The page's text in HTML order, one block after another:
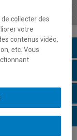
collecter des
votre
contenus vidéo,
etc. Vous